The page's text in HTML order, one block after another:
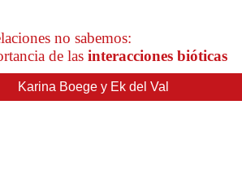
no sabemos:
de las interacciones bióticas
Karina Boege y Ek del Val